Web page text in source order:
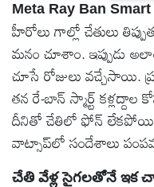
స్పెషల్స్
కెరీర్ &
ఉద్యోగాలు
లైవ్
టీవి
Meta Ray Ban
హీరోలు గాల్లో చేతులు
మనం చూశాం. ఇప్పుడు
చూసే రోజులు వచ్చేసాయి.
తన రే-బాన్ స్మార్ట్ కళ్లద్దాల
దీనితో చేతిలో ఫోన్
వాట్సాప్‌లో సందేశాలు
చేతి వేళ్ల సైగలతోనే ఇక